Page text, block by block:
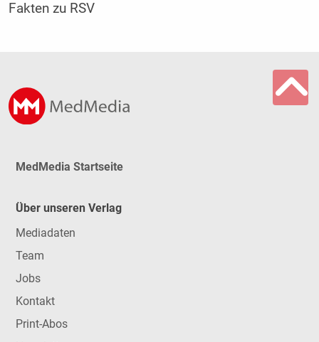
Fakten zu RSV
MedMedia Startseite
Über unseren Verlag
Mediadaten
Team
Jobs
Kontakt
Print-Abos